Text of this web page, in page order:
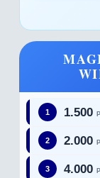
1 1.500
2 2.000
3 4.000